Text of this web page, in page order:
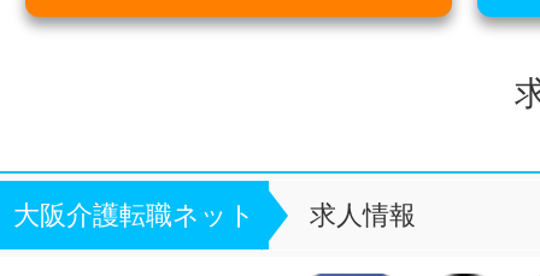
大阪介護転職ネット 求人情報